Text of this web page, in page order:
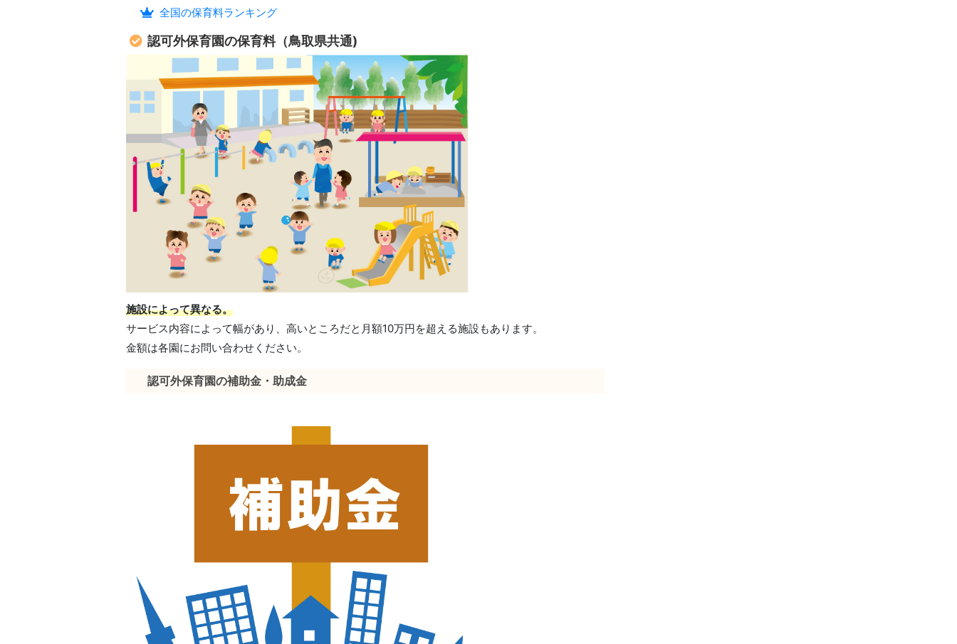
全国の保育料ランキング
認可外保育園の保育料（鳥取県共通)
施設によって異なる。
サービス内容によって幅があり、高いところだと月額10万円を超える施設もあります。
金額は各園にお問い合わせください。
認可外保育園の補助金・助成金